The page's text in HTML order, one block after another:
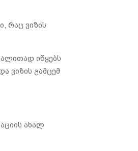
რაც ვიზის
იწყებს
ვიზის გამცემ
ახალ